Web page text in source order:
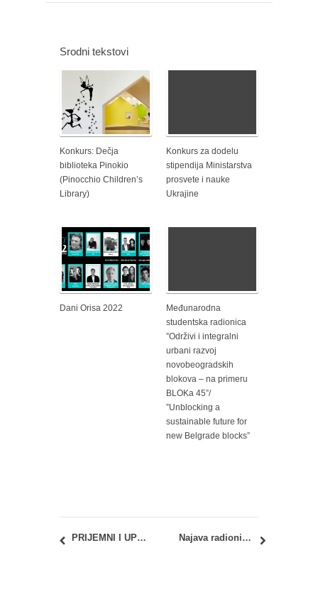
Srodni tekstovi
Konkurs: Dečja
biblioteka Pinokio
(Pinocchio Children’s
Library)
Konkurs za dodelu
stipendija Ministarstva
prosvete i nauke
Ukrajine
Dani Orisa 2022
Međunarodna
studentska radionica
”Održivi i integralni
urbani razvoj
novobeogradskih
blokova – na primeru
BLOKa 45”/
”Unblocking a
sustainable future for
new Belgrade blocks”
PRIJEMNI I UPIS 2025: Septembarski upisni rok – Spisak kandidata sa rasporedom po salama Najava radionice AAA (Architecture, Art, Activism Workshop)